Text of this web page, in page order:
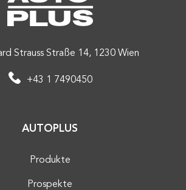
Strauss Straße 14, 1230 Wien
+43 1 7490450
AUTOPLUS
Produkte
Prospekte